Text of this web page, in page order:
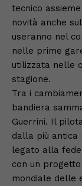
tecnico
novità anche
useranno nel
nelle prime
utilizzata nelle
stagione.
Tra i
bandiera
Guerrini. Il
dalla più antica
legato alla
con un
mondiale delle